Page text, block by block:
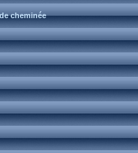
cheminée